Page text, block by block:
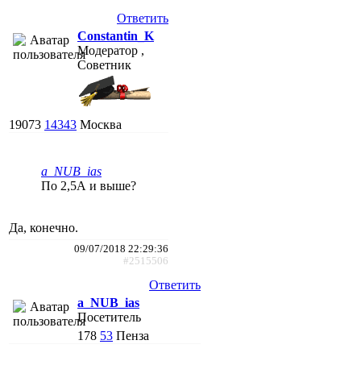
Ответить
Constantin_K
Модератор ,
Советник
19073 14343 Москва
a_NUB_ias
По 2,5А и выше?
Да, конечно.
09/07/2018 22:29:36
#2515506
Ответить
a_NUB_ias
Посетитель
178 53 Пенза